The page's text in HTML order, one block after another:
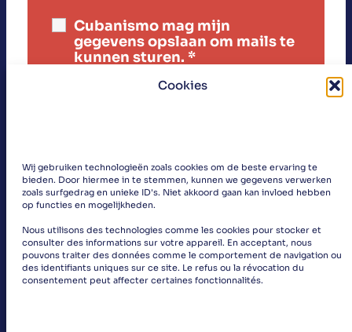
Cookies
Wij gebruiken technologieën zoals cookies om de beste ervaring te
bieden. Door hiermee in te stemmen, kunnen we gegevens verwerken
zoals surfgedrag en unieke ID's. Niet akkoord gaan kan invloed hebben
op functies en mogelijkheden.
Nous utilisons des technologies comme les cookies pour stocker et
consulter des informations sur votre appareil. En acceptant, nous
pouvons traiter des données comme le comportement de navigation ou
des identifiants uniques sur ce site. Le refus ou la révocation du
consentement peut affecter certaines fonctionnalités.
Cubanismo mag mijn
gegevens opslaan om mails te
kunnen sturen. *
«